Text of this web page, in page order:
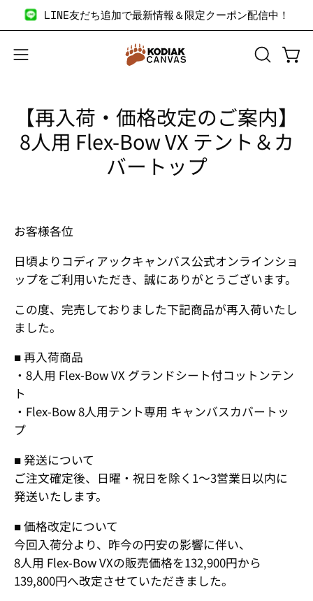
LINE友だち追加で最新情報＆限定クーポン配信中！
メ
ー
を
開
検
ー
を
開
カ
【再入荷・価格改定のご案内】
8人用 Flex-Bow VX テント＆カ
バートップ
お客様各位
日頃よりコディアックキャンバス公式オンラインショ
ップをご利用いただき、誠にありがとうございます。
この度、完売しておりました下記商品が再入荷いたし
ました。
■ 再入荷商品
・8人用 Flex-Bow VX グランドシート付コットンテン
ト
・Flex-Bow 8人用テント専用 キャンバスカバートッ
プ
■ 発送について
ご注文確定後、日曜・祝日を除く1～3営業日以内に
発送いたします。
■ 価格改定について
今回入荷分より、昨今の円安の影響に伴い、
8人用 Flex-Bow VXの販売価格を132,900円から
139,800円へ改定させていただきました。